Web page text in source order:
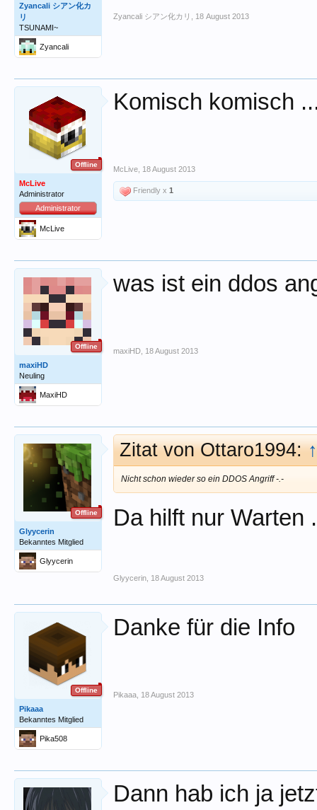
Zyancali シアン化カ
リ
TSUNAMI~
Zyancali
Zyancali シアン化カリ 18 August 2013
Offline
McLive
Administrator
Administrator
McLive
Komisch komisch
McLive 18 August 2013
Friendly x 1
Offline
maxiHD
Neuling
MaxiHD
was ist ein ddos
maxiHD 18 August 2013
Offline
Glyycerin
Bekanntes Mitglied
Glyycerin
Zitat von Ottaro1994:↑
Nicht schon wieder so ein DDOS Angriff -.-
Da hilft nur Warten
Glyycerin 18 August 2013
Offline
Pikaaa
Bekanntes Mitglied
Pika508
Danke für die Info
Pikaaa 18 August 2013
Dann hab ich ja